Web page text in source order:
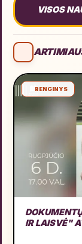
VISOS
RENGINYS
IR LAISVĖ"